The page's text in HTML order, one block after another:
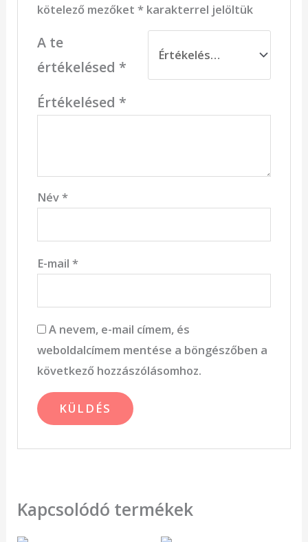
kötelező mezőket *karakterrel jelöltük
A te
értékelésed *
Értékelésed *
Név*
E-mail *
A nevem, e-mail címem, és
weboldalcímem mentése a böngészőben a
következő hozzászólásomhoz.
Kapcsolódó termékek